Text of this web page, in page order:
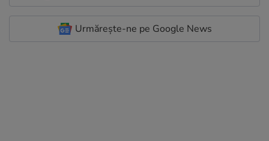
Urmărește-ne pe Google News